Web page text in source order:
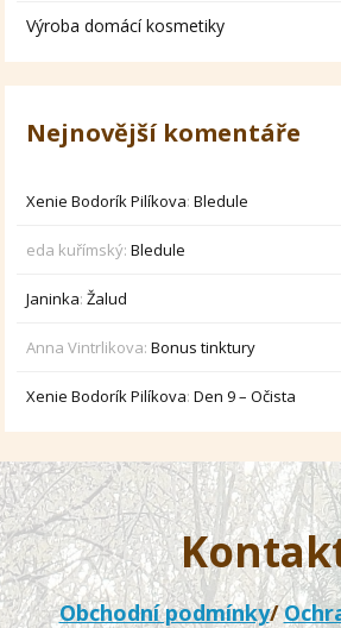
Výroba domácí kosmetiky
Nejnovější komentáře
Xenie Bodorík Pilíkova:Bledule
eda kuřímský:Bledule
Janinka:Žalud
Anna Vintrlikova:Bonus tinktury
Xenie Bodorík Pilíkova:Den 9 – Očista
Obchodní podmínky/